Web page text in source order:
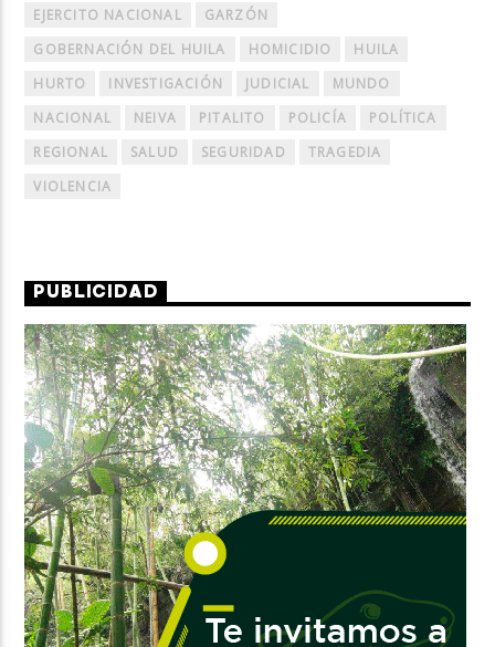
EJERCITO NACIONAL
GARZÓN
GOBERNACIÓN DEL HUILA
HOMICIDIO
HUILA
HURTO
INVESTIGACIÓN JUDICIAL
MUNDO
NACIONAL
NEIVA PITALITO POLICÍA
POLÍTICA
REGIONAL
SALUD SEGURIDAD
TRAGEDIA
VIOLENCIA
PUBLICIDAD